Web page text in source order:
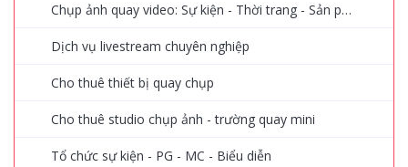
Chụp ảnh quay video: Sự kiện - Thời trang - Sản phẩm - Quảng cáo
Dịch vụ livestream chuyên nghiệp
Cho thuê thiết bị quay chụp
Cho thuê studio chụp ảnh - trường quay mini
Tổ chức sự kiện - PG - MC - Biểu diễn